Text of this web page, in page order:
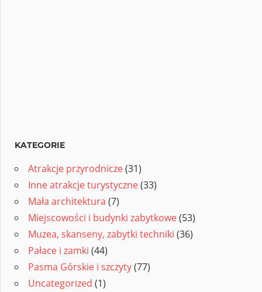
KATEGORIE
Atrakcje przyrodnicze(31)
Inne atrakcje turystyczne(33)
Mała architektura (7)
Miejscowości i budynki zabytkowe(53)
Muzea, skanseny, zabytki techniki (36)
Pałace i zamki (44)
Pasma Górskie i szczyty(77)
Uncategorized (1)